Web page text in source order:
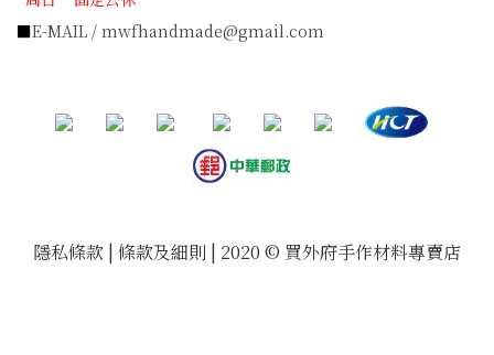
■E-MAIL / mwfhandmade@gmail.com
隱私條款 | 條款及細則 | 2020 © 買外府手作材料專賣店